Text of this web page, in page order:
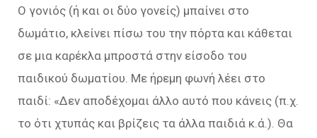
O γονιός (ή και οι δύο γονείς) μπαίνει στο
δωμάτιο, κλείνει πίσω του την πόρτα και κάθεται
σε μια καρέκλα μπροστά στην είσοδο του
παιδικού δωματίου. Με ήρεμη φωνή λέει στο
παιδί: «Δεν αποδέχομαι άλλο αυτό που κάνεις (π.χ.
το ότι χτυπάς και βρίζεις τα άλλα παιδιά κ.ά.). Θα